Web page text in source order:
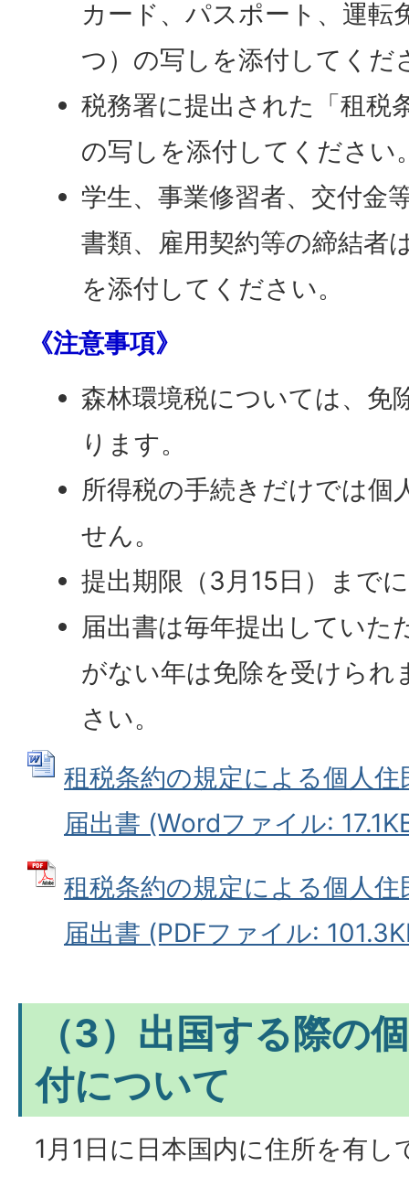
カード、パスポート、運転
つ）の写しを添付してくだ
税務署に提出された「租税
の写しを添付してください
学生、事業修習者、交付金
書類、雇用契約等の締結者
を添付してください。
《注意事項》
森林環境税については、免
ります。
所得税の手続きだけでは個
せん。
提出期限（3月15日）まで
届出書は毎年提出していた
がない年は免除を受けられ
さい。
租税条約の規定による個人
届出書 (Wordファイル:
租税条約の規定による個人
届出書 (PDFファイル:
（3）出国する際の
付について
1月1日に日本国内に住所を有